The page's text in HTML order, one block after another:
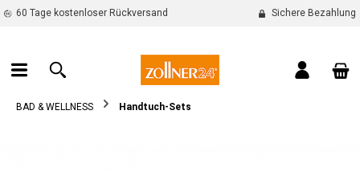
springen
60 Tage kostenloser Rückversand Sichere Bezahlung
BAD & WELLNESS Handtuch-Sets